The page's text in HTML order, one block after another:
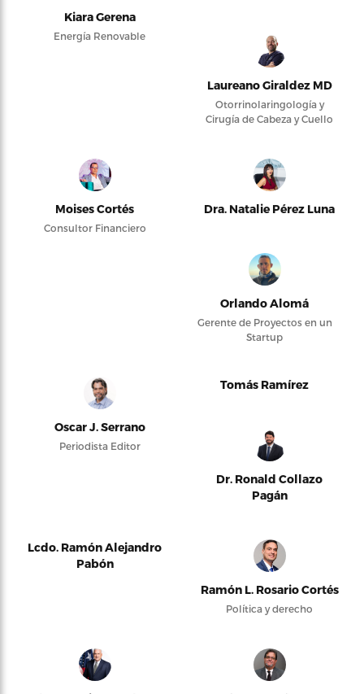
Kiara Gerena
Energía Renovable
Laureano Giraldez MD
Otorrinolaringología y
Cirugía de Cabeza y Cuello
Moises Cortés
Consultor Financiero
Dra. Natalie Pérez Luna
Orlando Alomá
Gerente de Proyectos en un
Startup
Oscar J. Serrano
Periodista Editor
Tomás Ramírez
Dr. Ronald Collazo
Pagán
Lcdo. Ramón Alejandro
Pabón
Ramón L. Rosario Cortés
Política y derecho